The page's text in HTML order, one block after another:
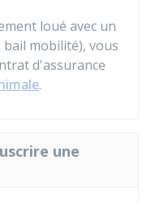
loué avec un
mobilité), vous
d'assurance
.
une